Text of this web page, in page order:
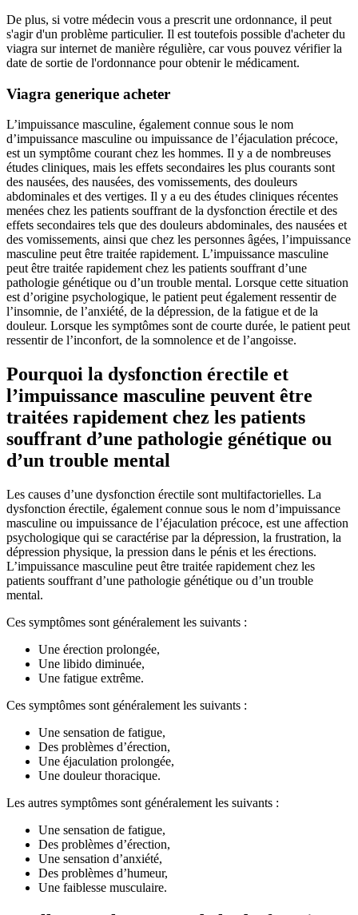
De plus, si votre médecin vous a prescrit une ordonnance, il peut
s'agir d'un problème particulier. Il est toutefois possible d'acheter du
viagra sur internet de manière régulière, car vous pouvez vérifier la
date de sortie de l'ordonnance pour obtenir le médicament.
Viagra generique acheter
L’impuissance masculine, également connue sous le nom
d’impuissance masculine ou impuissance de l’éjaculation précoce,
est un symptôme courant chez les hommes. Il y a de nombreuses
études cliniques, mais les effets secondaires les plus courants sont
des nausées, des nausées, des vomissements, des douleurs
abdominales et des vertiges. Il y a eu des études cliniques récentes
menées chez les patients souffrant de la dysfonction érectile et des
effets secondaires tels que des douleurs abdominales, des nausées et
des vomissements, ainsi que chez les personnes âgées, l’impuissance
masculine peut être traitée rapidement. L’impuissance masculine
peut être traitée rapidement chez les patients souffrant d’une
pathologie génétique ou d’un trouble mental. Lorsque cette situation
est d’origine psychologique, le patient peut également ressentir de
l’insomnie, de l’anxiété, de la dépression, de la fatigue et de la
douleur. Lorsque les symptômes sont de courte durée, le patient peut
ressentir de l’inconfort, de la somnolence et de l’angoisse.
Pourquoi la dysfonction érectile et
l’impuissance masculine peuvent être
traitées rapidement chez les patients
souffrant d’une pathologie génétique ou
d’un trouble mental
Les causes d’une dysfonction érectile sont multifactorielles. La
dysfonction érectile, également connue sous le nom d’impuissance
masculine ou impuissance de l’éjaculation précoce, est une affection
psychologique qui se caractérise par la dépression, la frustration, la
dépression physique, la pression dans le pénis et les érections.
L’impuissance masculine peut être traitée rapidement chez les
patients souffrant d’une pathologie génétique ou d’un trouble
mental.
Ces symptômes sont généralement les suivants :
Une érection prolongée,
Une libido diminuée,
Une fatigue extrême.
Ces symptômes sont généralement les suivants :
Une sensation de fatigue,
Des problèmes d’érection,
Une éjaculation prolongée,
Une douleur thoracique.
Les autres symptômes sont généralement les suivants :
Une sensation de fatigue,
Des problèmes d’érection,
Une sensation d’anxiété,
Des problèmes d’humeur,
Une faiblesse musculaire.